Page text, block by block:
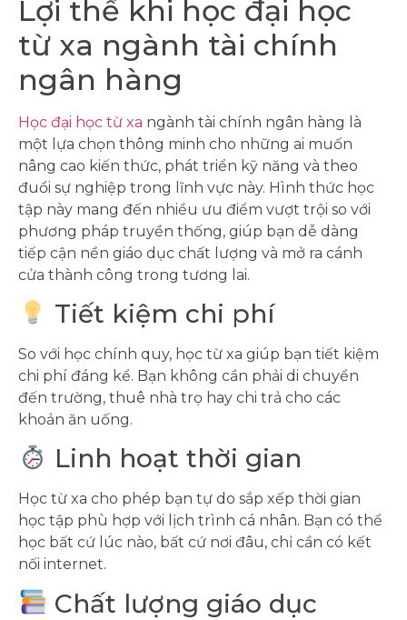
Lợi thế khi học đại học
từ xa ngành tài chính
ngân hàng
Học đại học từ xa ngành tài chính ngân hàng là
một lựa chọn thông minh cho những ai muốn
nâng cao kiến thức, phát triển kỹ năng và theo
đuổi sự nghiệp trong lĩnh vực này. Hình thức học
tập này mang đến nhiều ưu điểm vượt trội so với
phương pháp truyền thống, giúp bạn dễ dàng
tiếp cận nền giáo dục chất lượng và mở ra cánh
cửa thành công trong tương lai.
Tiết kiệm chi phí
So với học chính quy, học từ xa giúp bạn tiết kiệm
chi phí đáng kể. Bạn không cần phải di chuyển
đến trường, thuê nhà trọ hay chi trả cho các
khoản ăn uống.
Linh hoạt thời gian
Học từ xa cho phép bạn tự do sắp xếp thời gian
học tập phù hợp với lịch trình cá nhân. Bạn có thể
học bất cứ lúc nào, bất cứ nơi đâu, chỉ cần có kết
nối internet.
Chất lượng giáo dục